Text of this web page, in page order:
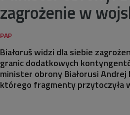
zagrożenie w
Białoruś widzi dla siebie
granic dodatkowych
minister obrony Białorusi Andrej
którego fragmenty przytoczyła